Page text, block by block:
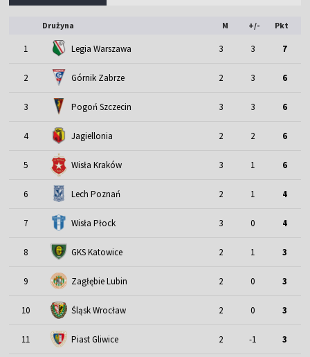
Drużyna M +/- Pkt
1 Legia Warszawa 3 3 7
2 Górnik Zabrze 2 3 6
3 Pogoń Szczecin 3 3 6
4 Jagiellonia 2 2 6
5 Wisła Kraków 3 1 6
6 Lech Poznań 2 1 4
7 Wisła Płock 3 0 4
8 GKS Katowice 2 1 3
9 Zagłębie Lubin 2 0 3
10 Śląsk Wrocław 2 0 3
11 Piast Gliwice 2 -1 3